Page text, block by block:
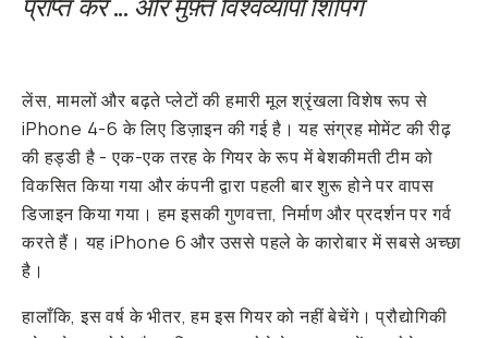
प्राप्त करें ... और मुफ़्त विश्वव्यापी शिपिंग
लेंस, मामलों और बढ़ते प्लेटों की हमारी मूल श्रृंखला विशेष रूप से
iPhone 4-6 के लिए डिज़ाइन की गई है। यह संग्रह मोमेंट की रीढ़
की हड्डी है - एक-एक तरह के गियर के रूप में बेशकीमती टीम को
विकसित किया गया और कंपनी द्वारा पहली बार शुरू होने पर वापस
डिजाइन किया गया। हम इसकी गुणवत्ता, निर्माण और प्रदर्शन पर गर्व
करते हैं। यह iPhone 6 और उससे पहले के कारोबार में सबसे अच्छा
है।
हालाँकि, इस वर्ष के भीतर, हम इस गियर को नहीं बेचेंगे। प्रौद्योगिकी